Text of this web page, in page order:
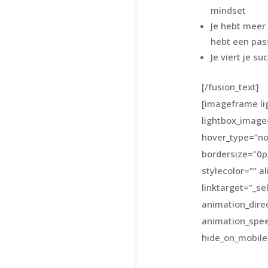
mindset
Je hebt
hebt een
Je viert je
[/fusion_text]
[imageframe
stylecolor=””